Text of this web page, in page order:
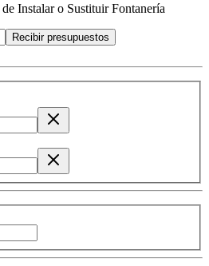
Instalar o Sustituir Fontanería
Recibir presupuestos